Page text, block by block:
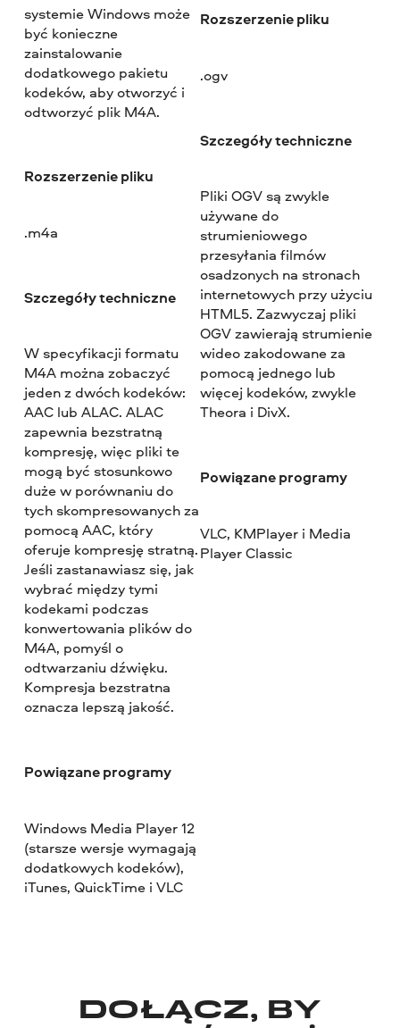
systemie Windows może
być konieczne
zainstalowanie
dodatkowego pakietu
kodeków, aby otworzyć i
odtworzyć plik M4A.
Rozszerzenie pliku
.m4a
Szczegóły techniczne
W specyfikacji formatu
M4A można zobaczyć
jeden z dwóch kodeków:
AAC lub ALAC. ALAC
zapewnia bezstratną
kompresję, więc pliki te
mogą być stosunkowo
duże w porównaniu do
tych skompresowanych za
pomocą AAC, który
oferuje kompresję stratną.
Jeśli zastanawiasz się, jak
wybrać między tymi
kodekami podczas
konwertowania plików do
M4A, pomyśl o
odtwarzaniu dźwięku.
Kompresja bezstratna
oznacza lepszą jakość.
Powiązane programy
Windows Media Player 12
(starsze wersje wymagają
dodatkowych kodeków),
iTunes, QuickTime i VLC
Rozszerzenie pliku
.ogv
Szczegóły techniczne
Pliki OGV są zwykle
używane do
strumieniowego
przesyłania filmów
osadzonych na stronach
internetowych przy użyciu
HTML5. Zazwyczaj pliki
OGV zawierają strumienie
wideo zakodowane za
pomocą jednego lub
więcej kodeków, zwykle
Theora i DivX.
Powiązane programy
VLC, KMPlayer i Media
Player Classic
DOŁĄCZ, BY